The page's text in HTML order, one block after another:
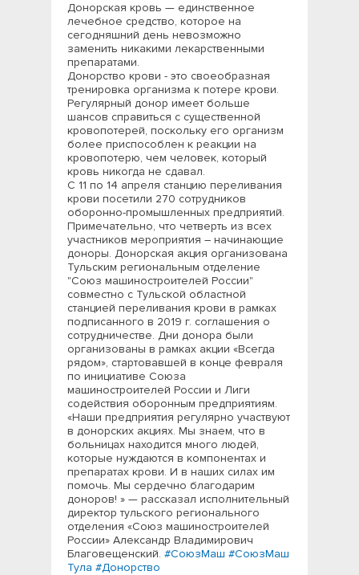
Донорская кровь — единственное
лечебное средство, которое на
сегодняшний день невозможно
заменить никакими лекарственными
препаратами.
Донорство крови - это своеобразная
тренировка организма к потере крови.
Регулярный донор имеет больше
шансов справиться с существенной
кровопотерей, поскольку его организм
более приспособлен к реакции на
кровопотерю, чем человек, который
кровь никогда не сдавал.
С 11 по 14 апреля станцию переливания
крови посетили 270 сотрудников
оборонно-промышленных предприятий.
Примечательно, что четверть из всех
участников мероприятия – начинающие
доноры. Донорская акция организована
Тульским региональным отделение
"Союз машиностроителей России"
совместно с Тульской областной
станцией переливания крови в рамках
подписанного в 2019 г. соглашения о
сотрудничестве. Дни донора были
организованы в рамках акции «Всегда
рядом», стартовавшей в конце февраля
по инициативе Союза
машиностроителей России и Лиги
содействия оборонным предприятиям.
«Наши предприятия регулярно участвуют
в донорских акциях. Мы знаем, что в
больницах находится много людей,
которые нуждаются в компонентах и
препаратах крови. И в наших силах им
помочь. Мы сердечно благодарим
доноров! » — рассказал исполнительный
директор тульского регионального
отделения «Союз машиностроителей
России» Александр Владимирович
Благовещенский. #СоюзМаш #СоюзМаш
Тула #Донорство